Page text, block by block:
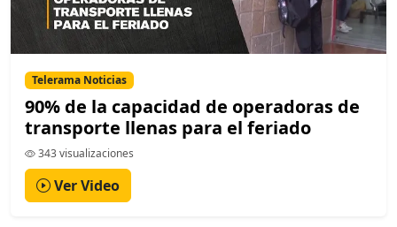
Telerama Noticias
90% de la capacidad de operadoras de
transporte llenas para el feriado
343 visualizaciones
Ver Video